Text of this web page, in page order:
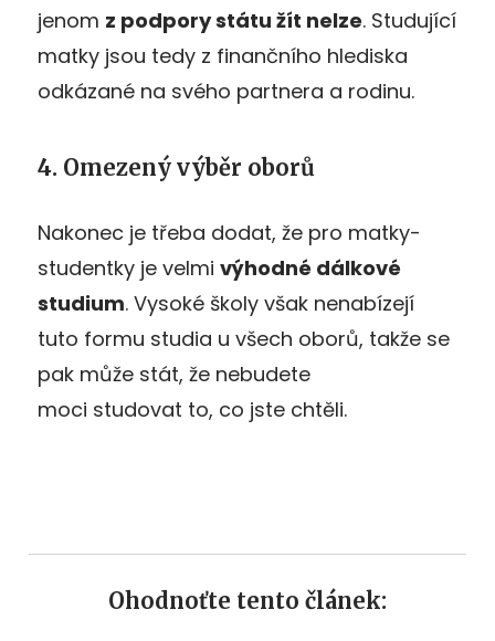
jenom z podpory státu žít nelze. Studující
matky jsou tedy z finančního hlediska
odkázané na svého partnera a rodinu.
4. Omezený výběr oborů
Nakonec je třeba dodat, že pro matky-
studentky je velmi výhodné dálkové
studium. Vysoké školy však nenabízejí
tuto formu studia u všech oborů, takže se
pak může stát, že nebudete
moci studovat to, co jste chtěli.
Ohodnoťte tento článek: